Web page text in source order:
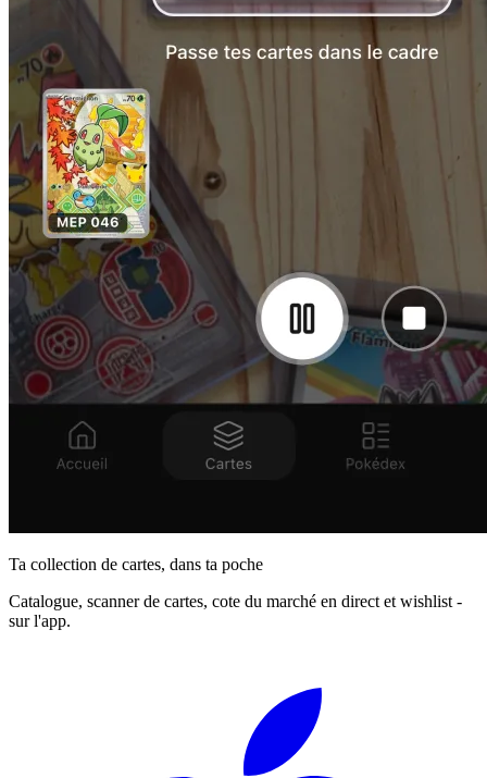
Ta collection de cartes, dans ta poche
Catalogue, scanner de cartes, cote du marché en direct et wishlist -
sur l'app.